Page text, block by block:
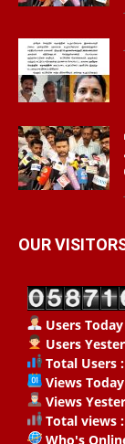
OUR
Users
Users
Total Users
Views
Views
Total views
Who's